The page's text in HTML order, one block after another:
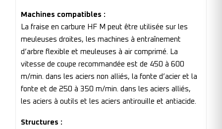
Machines compatibles :
La fraise en carbure HF M peut être utilisée sur les
meuleuses droites, les machines à entraînement
d’arbre flexible et meuleuses à air comprimé. La
vitesse de coupe recommandée est de 450 à 600
m/min. dans les aciers non alliés, la fonte d’acier et la
fonte et de 250 à 350 m/min. dans les aciers alliés,
les aciers à outils et les aciers antirouille et antiacide.
Structures :